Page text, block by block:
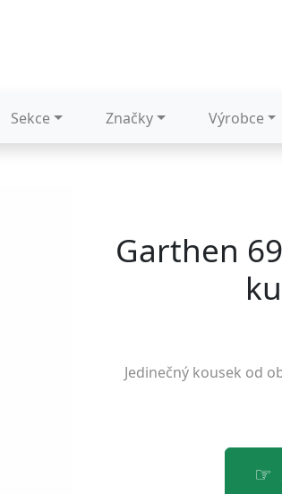
Sekce Značky Výrobce
Garthen
Jedinečný kousek od